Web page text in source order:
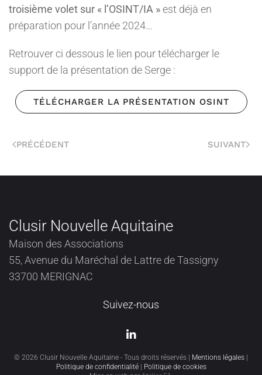
troisième volet sur « l’OSINT/IA »est déjà en
préparation pour l’année 2024…
Retrouver ci dessous le lien pour télécharger le
support de la présentation de Serge :
TÉLÉCHARGER LA PRÉSENTATION OSINT
PRÉCÉDENT SUIVANT
Clusir Nouvelle Aquitaine
Maison des Associations
55, Avenue du Maréchal de Lattre de Tassigny
33700 MERIGNAC
Suivez-nous
© 2026 Clusir Nouvelle Aquitaine - Tous droits réservés | Mentions légales
Politique de confidentialité|
Politique de cookies